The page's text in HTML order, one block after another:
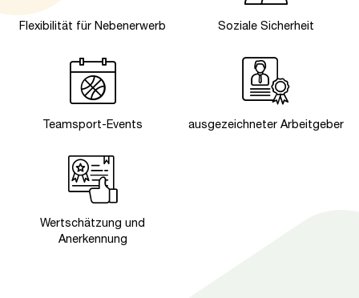
Flexibilität für Nebenerwerb Soziale Sicherheit
Teamsport-Events ausgezeichneter Arbeitgeber
Wertschätzung und
Anerkennung